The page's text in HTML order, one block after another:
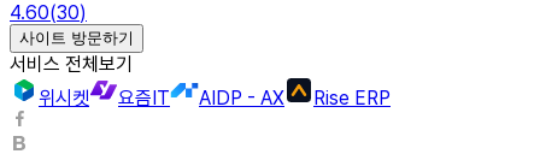
4.60(30)
사이트 방문하기
서비스 전체보기
위시켓
요즘IT AIDP - AX Rise ERP